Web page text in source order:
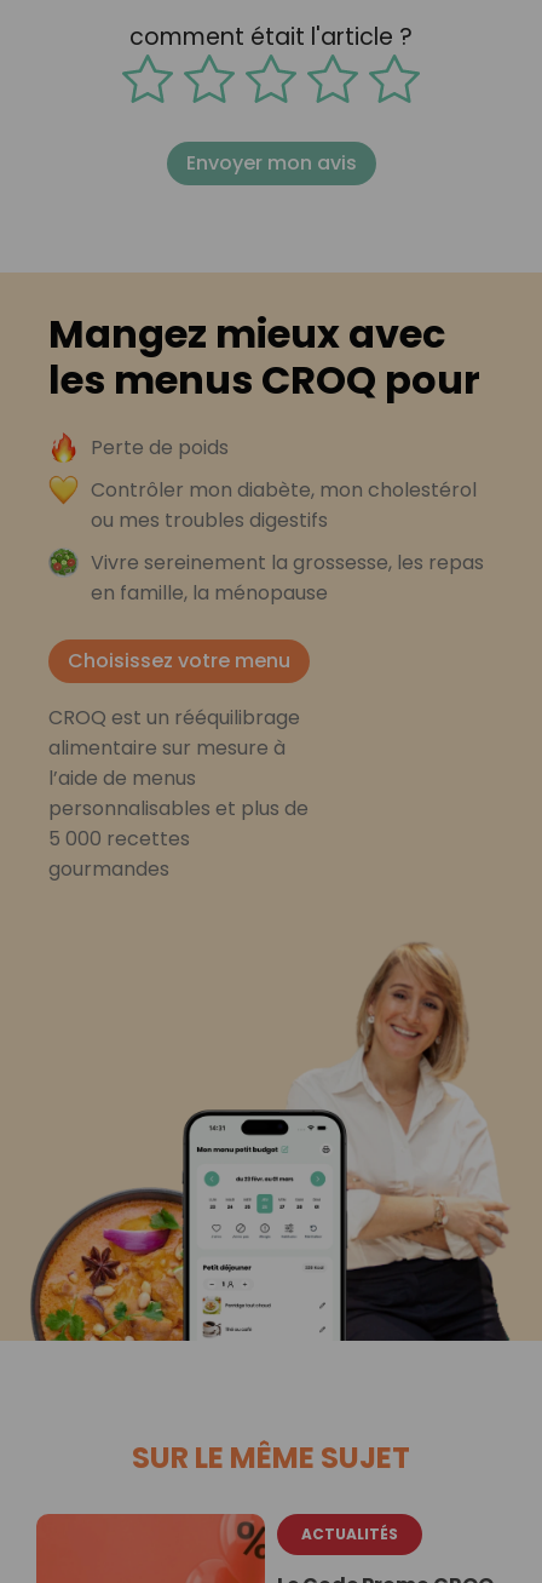
comment était l'article ?
Envoyer mon avis
Mangez mieux avec
les menus CROQ pour
Perte de poids
Contrôler mon diabète, mon cholestérol
ou mes troubles digestifs
Vivre sereinement la grossesse, les repas
en famille, la ménopause
Choisissez votre menu
CROQ est un rééquilibrage
alimentaire sur mesure à
l’aide de menus
personnalisables et plus de
5 000 recettes
gourmandes
SUR LE MÊME SUJET
ACTUALITÉS